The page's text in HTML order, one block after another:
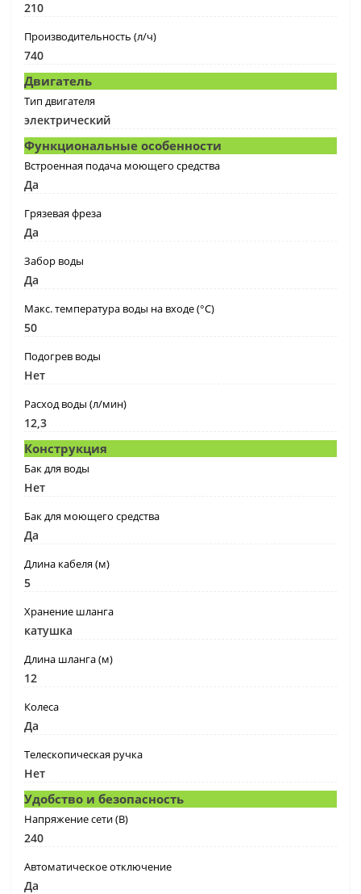
210
Производительность (л/ч)
740
Двигатель
Тип двигателя
электрический
Функциональные особенности
Встроенная подача моющего средства
Да
Грязевая фреза
Да
Забор воды
Да
Макс. температура воды на входе (°C)
50
Подогрев воды
Нет
Расход воды (л/мин)
12,3
Конструкция
Бак для воды
Нет
Бак для моющего средства
Да
Длина кабеля (м)
5
Хранение шланга
катушка
Длина шланга (м)
12
Колеса
Да
Телескопическая ручка
Нет
Удобство и безопасность
Напряжение сети (В)
240
Автоматическое отключение
Да